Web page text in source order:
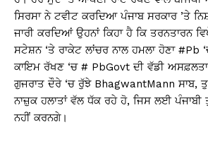
ਸਿਰਸਾ ਨੇ ਟਵੀਟ ਕਰਦਿਆ ਪੰਜਾਬ ਸਰਕਾਰ ’ਤੇ
ਜਾਰੀ ਕਰਦਿਆਂ ਉਹਨਾਂ ਕਿਹਾ ਹੈ ਕਿ ਤਰਨਤਾਰਨ
ਸਟੇਸ਼ਨ ‘ਤੇ ਰਾਕੇਟ ਲਾਂਚਰ ਨਾਲ ਹਮਲਾ ਹੋਣਾ
ਕਾਇਮ ਰੱਖਣ ‘ਚ # PbGovt ਦੀ ਵੱਡੀ ਅਸਫ਼ਲਤਾ
ਗੁਜਰਾਤ ਦੌਰੇ ‘ਚ ਰੁੱਝੇ BhagwantMann ਸਾਬ,
ਨਾਜ਼ੁਕ ਹਲਾਤਾਂ ਵੱਲ ਧੱਕ ਰਹੇ ਹੋ, ਜਿਸ ਲਈ ਪੰਜਾਬੀ
ਨਹੀਂ ਕਰਨਗੇ।